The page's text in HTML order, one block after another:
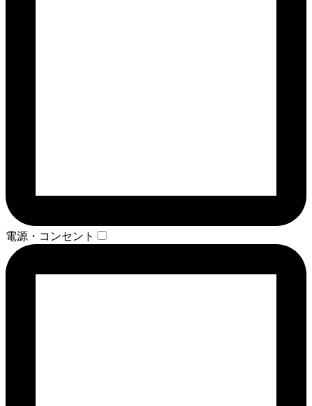
電源・コンセント